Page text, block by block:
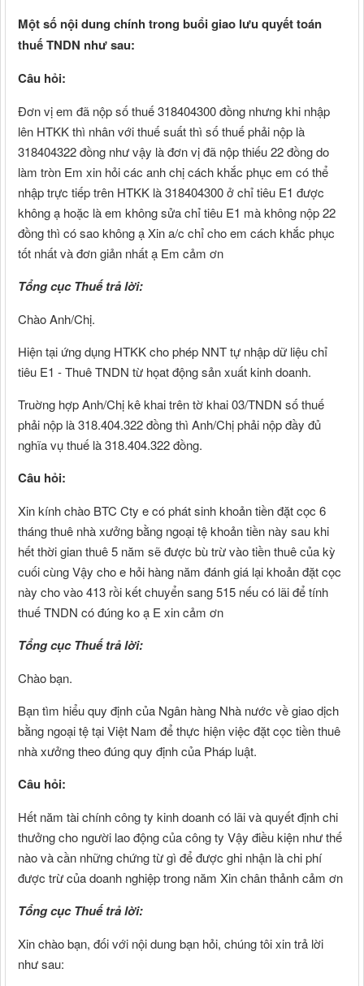
Một số nội dung chính trong buổi giao lưu quyết toán
thuế TNDN như sau:
Câu hỏi:
Đơn vị em đã nộp số thuế 318404300 đồng nhưng khi nhập
lên HTKK thì nhân với thuế suất thì số thuế phải nộp là
318404322 đồng như vậy là đơn vị đã nộp thiếu 22 đồng do
làm tròn Em xin hỏi các anh chị cách khắc phục em có thể
nhập trực tiếp trên HTKK là 318404300 ở chỉ tiêu E1 được
không ạ hoặc là em không sửa chỉ tiêu E1 mà không nộp 22
đồng thì có sao không ạ Xin a/c chỉ cho em cách khắc phục
tốt nhất và đơn giản nhất ạ Em cảm ơn
Tổng cục Thuế trả lời:
Chào Anh/Chị.
Hiện tại ứng dụng HTKK cho phép NNT tự nhập dữ liệu chỉ
tiêu E1 - Thuê TNDN từ họat động sản xuất kinh doanh.
Truờng hợp Anh/Chị kê khai trên tờ khai 03/TNDN số thuế
phải nộp là 318.404.322 đồng thì Anh/Chị phải nộp đầy đủ
nghĩa vụ thuế là 318.404.322 đồng.
Câu hỏi:
Xin kính chào BTC Cty e có phát sinh khoản tiền đặt cọc 6
tháng thuê nhà xưởng bằng ngoại tệ khoản tiền này sau khi
hết thời gian thuê 5 năm sẽ được bù trừ vào tiền thuê của kỳ
cuối cùng Vậy cho e hỏi hàng năm đánh giá lại khoản đặt cọc
này cho vào 413 rồi kết chuyển sang 515 nếu có lãi để tính
thuế TNDN có đúng ko ạ E xin cảm ơn
Tổng cục Thuế trả lời:
Chào bạn.
Bạn tìm hiểu quy định của Ngân hàng Nhà nước về giao dịch
bằng ngoại tệ tại Việt Nam để thực hiện việc đặt cọc tiền thuê
nhà xưởng theo đúng quy định của Pháp luật.
Câu hỏi:
Hết năm tài chính công ty kinh doanh có lãi và quyết định chi
thưởng cho người lao động của công ty Vậy điều kiện như thế
nào và cần những chứng từ gì để được ghi nhận là chi phí
được trừ của doanh nghiệp trong năm Xin chân thảnh cảm ơn
Tổng cục Thuế trả lời:
Xin chào bạn, đối với nội dung bạn hỏi, chúng tôi xin trả lời
như sau: